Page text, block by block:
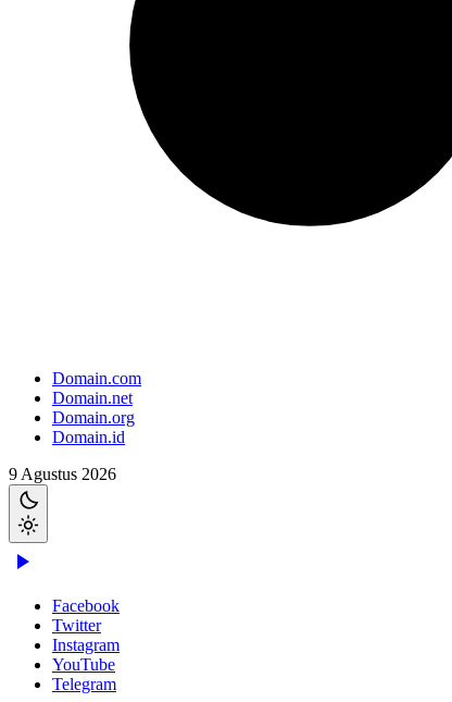
Domain.com
Domain.net
Domain.org
Domain.id
9 Agustus 2026
Facebook
Twitter
Instagram
YouTube
Telegram